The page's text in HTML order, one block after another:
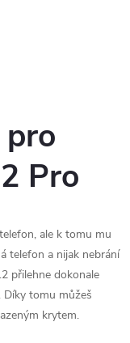
Pro
ale k tomu mu
telefon a nijak nebrání
přilehne dokonale
Díky tomu můžeš
krytem.